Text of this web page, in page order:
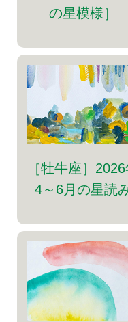
の星模様］
［牡牛座］
4～6月の星読